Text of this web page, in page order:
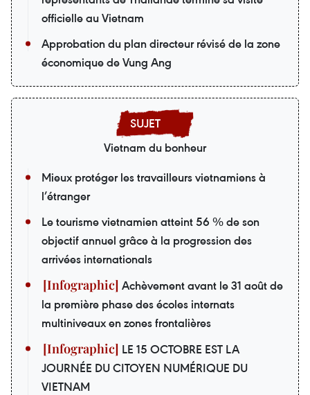
officielle au Vietnam
Approbation du plan directeur révisé de la zone
économique de Vung Ang
Vietnam du bonheur
Mieux protéger les travailleurs vietnamiens à
l’étranger
Le tourisme vietnamien atteint 56 % de son
objectif annuel grâce à la progression des
arrivées internationals
Achèvement avant le 31 août de
la première phase des écoles internats
multiniveaux en zones frontalières
LE 15 OCTOBRE EST LA
JOURNÉE DU CITOYEN NUMÉRIQUE DU
VIETNAM